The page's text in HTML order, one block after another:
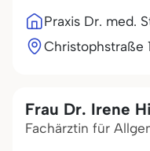
Praxis Dr. med.
Christophstraße
Frau Dr. Irene
Fachärztin für